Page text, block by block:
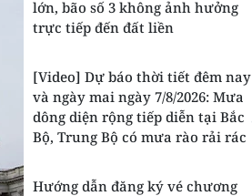
lớn, bão số 3 không ảnh hưởng
trực tiếp đến đất liền
[Video] Dự báo thời tiết đêm nay
và ngày mai ngày 7/8/2026: Mưa
dông diện rộng tiếp diễn tại Bắc
Bộ, Trung Bộ có mưa rào rải rác
Hướng dẫn đăng ký vé chương